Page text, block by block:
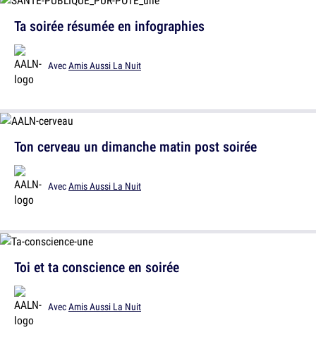
Ta soirée résumée en infographies
AvecAmis Aussi La Nuit
Toi et ta conscience en soirée
AvecAmis Aussi La Nuit
Ton cerveau un dimanche matin post soirée
AvecAmis Aussi La Nuit